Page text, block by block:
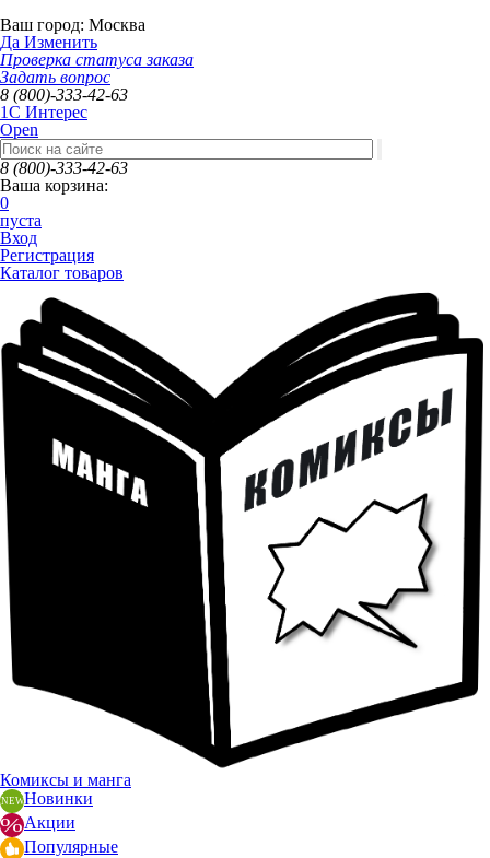
Ваш город: Москва
Да Изменить
Проверка статуса заказа
Задать вопрос
8 (800)-333-42-63
1C Интерес
Open
8 (800)-333-42-63
Ваша корзина:
0
пуста
Вход
Регистрация
Каталог товаров
Комиксы и манга
Новинки
Акции
Популярные